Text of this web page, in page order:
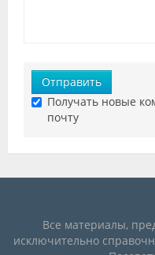
Отправить
Получать новые
почту
Все материалы,
исключительно